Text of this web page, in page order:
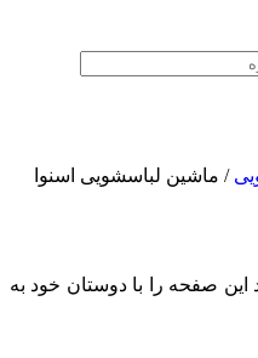
/ ماشین لباسشویی اسنوا
این صفحه را با دوستان خود به